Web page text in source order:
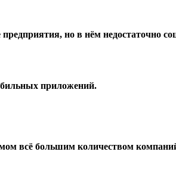
но в нём недостаточно
приложений.
всё большим количеством